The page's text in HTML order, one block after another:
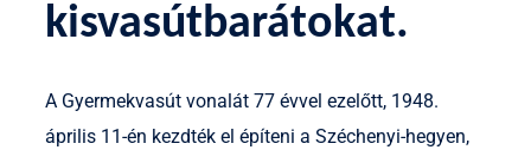
kisvasútbarátokat.
A Gyermekvasút vonalát 77 évvel ezelőtt, 1948.
április 11-én kezdték el építeni a Széchenyi-hegyen,